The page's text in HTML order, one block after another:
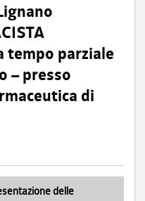
tempo parziale
– presso
di
delle